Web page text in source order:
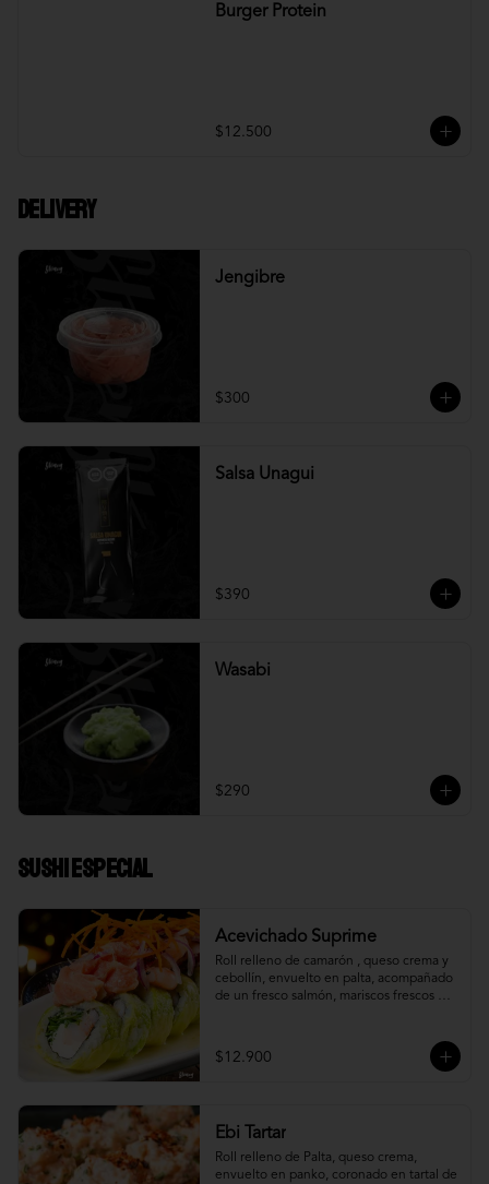
Burger Protein
$12.500
DELIVERY
Jengibre
$300
Salsa Unagui
$390
Wasabi
$290
Sushi Especial
Acevichado Suprime
Roll relleno de camarón , queso crema y
cebollín, envuelto en palta, acompañado
de un fresco salmón, mariscos frescos en
$12.900
Ebi Tartar
Roll relleno de Palta, queso crema,
envuelto en panko, coronado en tartal de